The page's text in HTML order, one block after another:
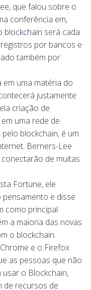
que falou sobre o
conferência em,
blockchain será cada
por bancos e
também por
em uma matéria do
justamente
criação de
uma rede de
blockchain, é um
Berners-Lee
de muitas
Fortune, ele
e disse
como principal
a maioria das novas
o blockchain.
e o Firefox
as pessoas que não
o Blockchain,
de recursos de